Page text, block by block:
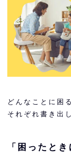
どんなことに困
それぞれ書き出
「困ったと